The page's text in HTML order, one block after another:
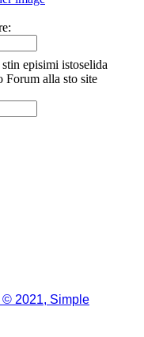
episimi istoselida
Forum alla sto site
© 2021, Simple